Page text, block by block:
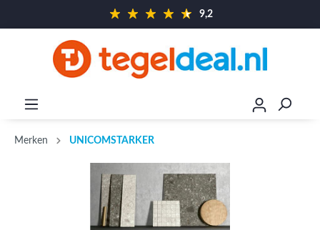
9,2
Merken UNICOMSTARKER